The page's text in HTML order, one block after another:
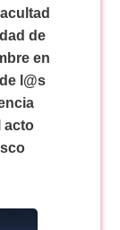
de
en
l@s
acto